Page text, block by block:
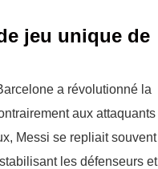
jeu unique de
a révolutionné la
aux attaquants
Messi se repliait
les défenseurs et